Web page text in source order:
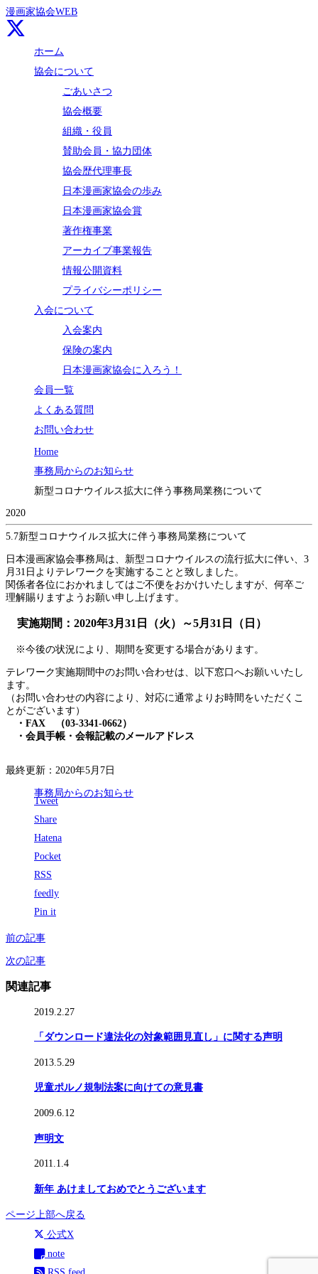
漫画家協会WEB
ホーム
協会について
ごあいさつ
協会概要
組織・役員
賛助会員・協力団体
協会歴代理事長
日本漫画家協会の歩み
日本漫画家協会賞
著作権事業
アーカイブ事業報告
情報公開資料
プライバシーポリシー
入会について
入会案内
保険の案内
日本漫画家協会に入ろう！
会員一覧
よくある質問
お問い合わせ
Home
事務局からのお知らせ
新型コロナウイルス拡大に伴う事務局業務について
2020
5.7新型コロナウイルス拡大に伴う事務局業務について
日本漫画家協会事務局は、新型コロナウイルスの流行拡大に伴い、3
月31日よりテレワークを実施することと致しました。
関係者各位におかれましてはご不便をおかけいたしますが、何卒ご
理解賜りますようお願い申し上げます。
実施期間：2020年3月31日（火）～5月31日（日）
※今後の状況により、期間を変更する場合があります。
テレワーク実施期間中のお問い合わせは、以下窓口へお願いいたし
ます。
（お問い合わせの内容により、対応に通常よりお時間をいただくこ
とがございます）
・FAX （03-3341-0662）
・会員手帳・会報記載のメールアドレス
最終更新：2020年5月7日
事務局からのお知らせ
Tweet
Share
Hatena
Pocket
RSS
feedly
Pin it
前の記事
次の記事
関連記事
2019.2.27
「ダウンロード違法化の対象範囲見直し」に関する声明
2013.5.29
児童ポルノ規制法案に向けての意見書
2009.6.12
声明文
2011.1.4
新年 あけましておめでとうございます
ページ上部へ戻る
公式X
note